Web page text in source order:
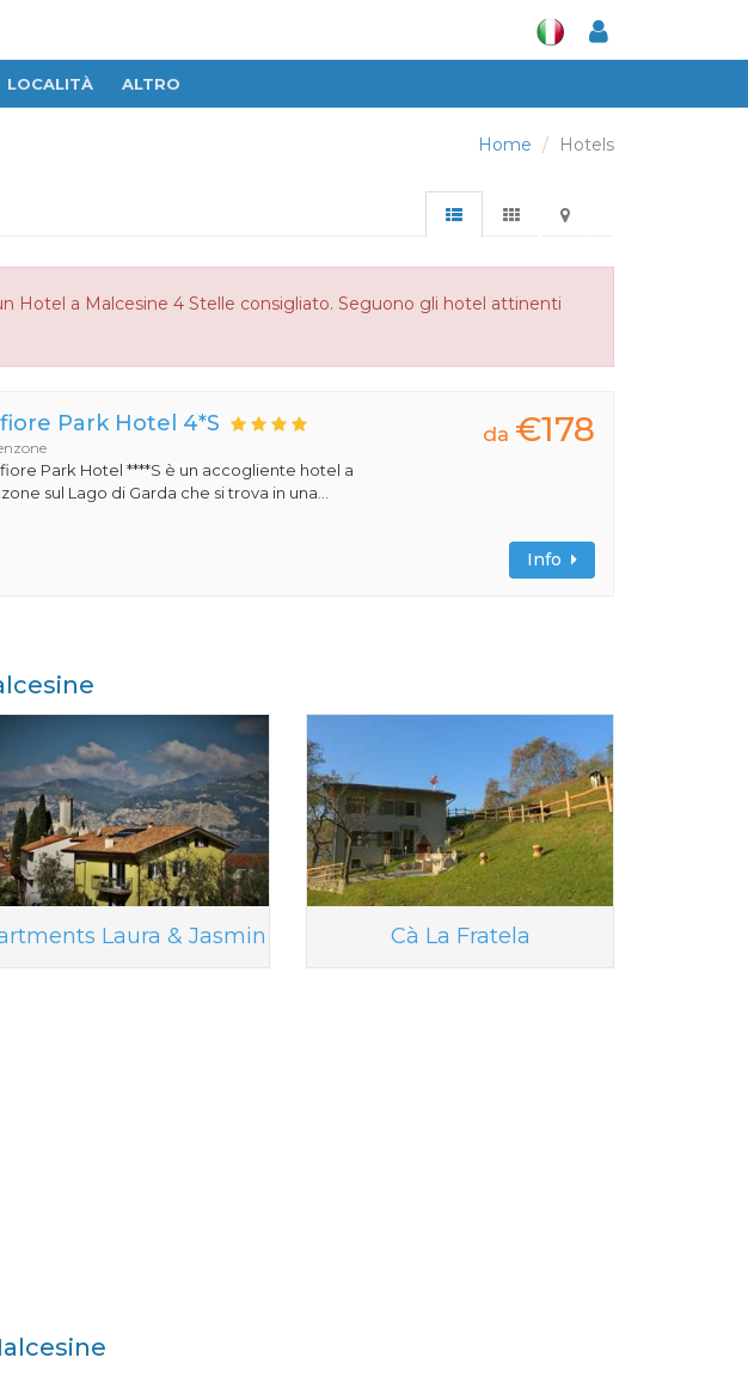
LOCALITÀ ALTRO
Home Hotels
Hotel a Malcesine 4 Stelle consigliato. Seguono gli hotel attinenti
Park Hotel 4*S
Park Hotel ****S è un accogliente hotel a
sul Lago di Garda che si trova in una...
da €178
Info
Laura & Jasmin Cà La Fratela